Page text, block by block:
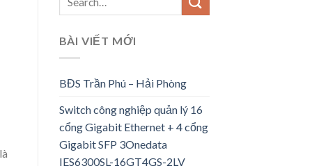
BÀI VIẾT MỚI
BĐS Trần Phú – Hải Phòng
Switch công nghiệp quản lý 16
cổng Gigabit Ethernet + 4 cổng
Gigabit SFP 3Onedata
IES6300SL-16GT4GS-2LV